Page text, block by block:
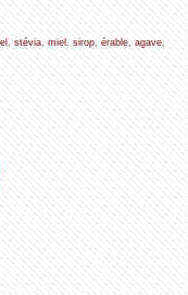
stévia, miel sirop, érable, agave,